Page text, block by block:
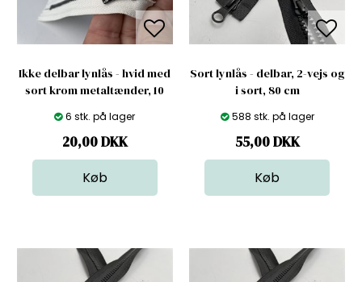
Ikke delbar lynlås - hvid med
sort krom metaltænder, 10
6 stk. på lager
20,00DKK
Sort lynlås - delbar, 2-vejs og
i sort, 80 cm
588 stk. på lager
55,00DKK